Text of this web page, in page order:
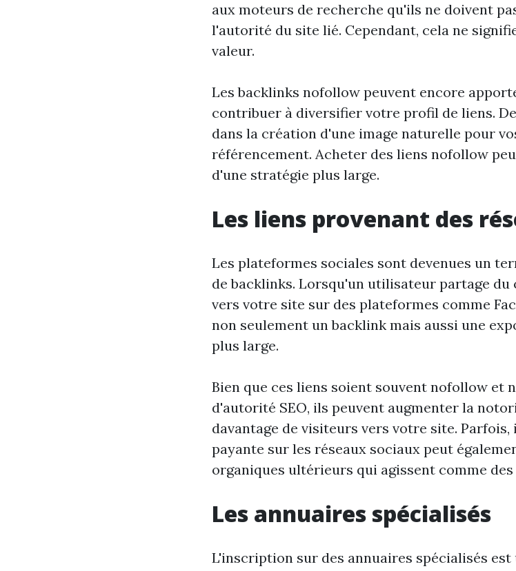
aux moteurs de recherche qu'ils ne doivent
l'autorité du site lié. Cependant, cela ne
valeur.
Les backlinks nofollow peuvent encore
contribuer à diversifier votre profil de liens.
dans la création d'une image naturelle pour
référencement. Acheter des liens nofollow
d'une stratégie plus large.
Les liens provenant des
Les plateformes sociales sont devenues un
de backlinks. Lorsqu'un utilisateur partage
vers votre site sur des plateformes comme
non seulement un backlink mais aussi une
plus large.
Bien que ces liens soient souvent nofollow et
d'autorité SEO, ils peuvent augmenter la
davantage de visiteurs vers votre site.
payante sur les réseaux sociaux peut
organiques ultérieurs qui agissent comme
Les annuaires spécialisés
L'inscription sur des annuaires spécialisés